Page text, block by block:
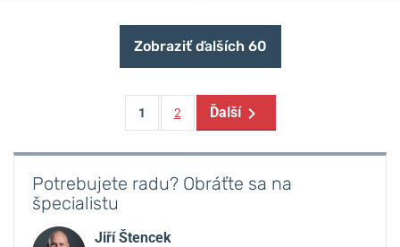
Zobraziť ďalších 60
1 2 Ďalší
Potrebujete radu? Obráťte sa na
špecialistu
Jiří Štencek